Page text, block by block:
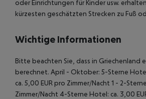
oder Einrichtungen für Kinder usw.
kürzesten geschätzten Strecken zu Fuß
Wichtige Informationen
Bitte beachten Sie, dass in Griechenland
berechnet. April - Oktober: 5-Sterne
ca. 5,00 EUR pro Zimmer/Nacht 1 - 2-
Zimmer/Nacht 4-Sterne Hotel: ca. 3,00